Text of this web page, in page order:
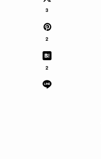
3
2
2